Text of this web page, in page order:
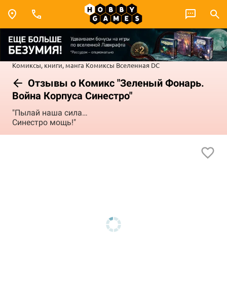
Комиксы, книги, манга Комиксы Вселенная DC
Отзывы о Комикс "Зеленый Фонарь.
Война Корпуса Синестро"
"Пылай наша сила…
Синестро мощь!"